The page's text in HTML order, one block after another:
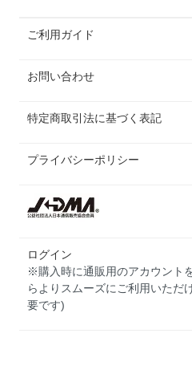
ご利用ガイド
お問い合わせ
特定商取引法に基づく表記
プライバシーポリシー
ログイン
※購入時に通販用のアカウント
らよりスムーズにご利用いただ
要です)